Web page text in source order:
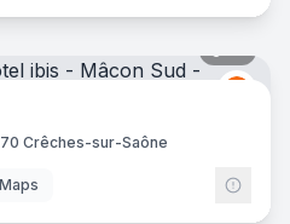
Ibis
Crêches-sur-Saône